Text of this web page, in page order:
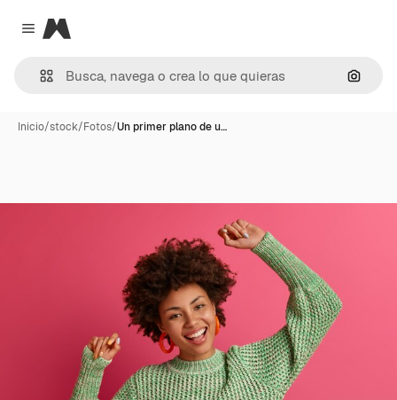
Close menu
Magnific
Inicio/stock/Fotos/Un primer plano de u…